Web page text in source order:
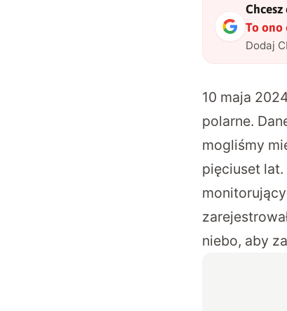
To ono
Dodaj
10 maja
polarne.
mogliśmy
pięciuset
niebo, aby